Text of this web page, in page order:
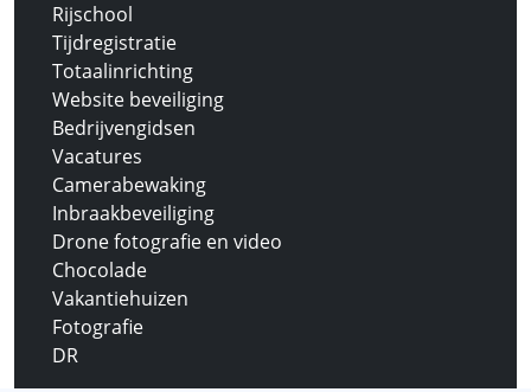
Rijschool
Tijdregistratie
Totaalinrichting
Website beveiliging
Bedrijvengidsen
Vacatures
Camerabewaking
Inbraakbeveiliging
Drone fotografie en video
Chocolade
Vakantiehuizen
Fotografie
DR